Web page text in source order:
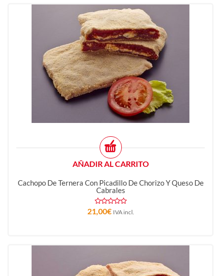
AÑADIR AL CARRITO
Cachopo De Ternera Con Picadillo De Chorizo Y Queso De
Cabrales
21,00€ IVA incl.